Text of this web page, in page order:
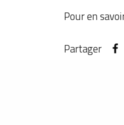
Pour en
Partager